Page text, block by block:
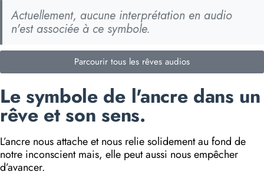
Actuellement, aucune interprétation en audio
n'est associée à ce symbole.
Parcourir tous les rêves audios
Le symbole de l'ancre dans un
rêve et son sens.
L’ancre nous attache et nous relie solidement au fond de
notre inconscient mais, elle peut aussi nous empêcher
d’avancer.